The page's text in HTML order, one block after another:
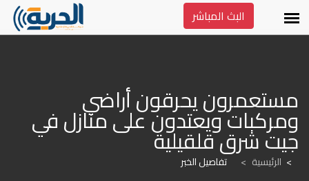
البث المباشر
جيت شرق قلقيلية
الرئيسية > تفاصيل الخبر